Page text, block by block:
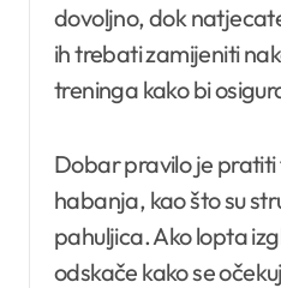
dovoljno, dok
ih trebati zamijeniti
treninga kako bi
Dobar pravilo je pratiti
habanja, kao što su
pahuljica. Ako lopta
odskače kako se